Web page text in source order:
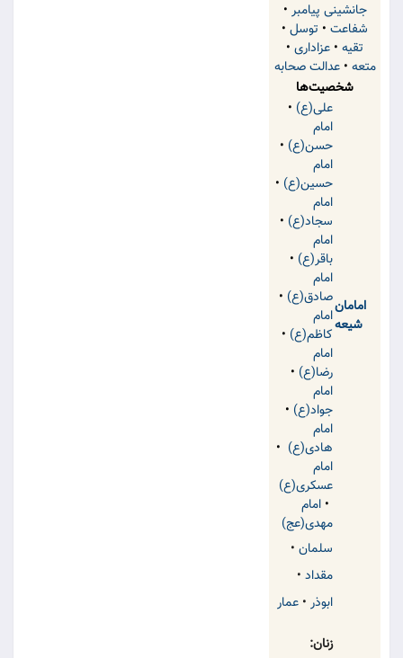
جانشینی پیامبر •
شفاعت • توسل •
تقیه • عزاداری •
متعه •عدالت صحابه
شخصیت‌ها
امامان
شیعه
علی(ع) •
امام
حسن(ع) •
امام
حسین(ع) •
امام
سجاد(ع) •
امام
باقر(ع) •
امام
صادق(ع) •
امام
کاظم(ع) •
امام
رضا(ع) •
امام
جواد(ع) •
امام
هادی(ع) •
امام
عسکری(ع)
• امام
مهدی(عج)
سلمان •
مقداد •
ابوذر • عمار
زنان: